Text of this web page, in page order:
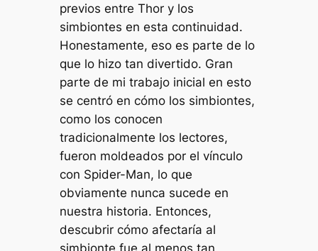
previos entre Thor y los
simbiontes en esta continuidad.
Honestamente, eso es parte de lo
que lo hizo tan divertido. Gran
parte de mi trabajo inicial en esto
se centró en cómo los simbiontes,
como los conocen
tradicionalmente los lectores,
fueron moldeados por el vínculo
con Spider-Man, lo que
obviamente nunca sucede en
nuestra historia. Entonces,
descubrir cómo afectaría al
simbionte fue al menos tan